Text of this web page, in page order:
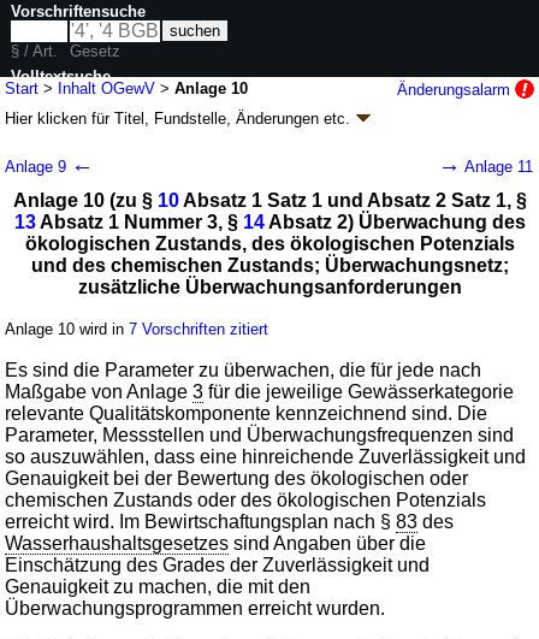
Start > Inhalt OGewV >Anlage 10
Änderungsalarm
Hier klicken fürTitel, Fundstelle, Änderungen etc.
(OGewV)
Artikel 1 V. v. 20.06.2016BGBl. I S. 1373(Nr. 28); zuletzt geändert durch
Artikel 2Abs. 4 G. v. 09.12.2020 BGBl. I S. 2873
Geltung ab 24.06.2016; FNA: 753-13-5Wasserwirtschaft
3 weitere Fassungen | Drucksachen / Entwurf / Begründung |
wird in 20 Vorschriften zitiert
Anlage 9 ← → Anlage 11
Anlage 10 (zu § 10Absatz 1 Satz 1 und Absatz 2 Satz 1, §
13Absatz 1 Nummer 3, § 14Absatz 2) Überwachung des
ökologischen Zustands, des ökologischen Potenzials
und des chemischen Zustands; Überwachungsnetz;
zusätzliche Überwachungsanforderungen
Anlage 10 wird in7 Vorschriften zitiert
Es sind die Parameter zu überwachen, die für jede nach
Maßgabe von Anlage3 für die jeweilige Gewässerkategorie
relevante Qualitätskomponente kennzeichnend sind. Die
Parameter, Messstellen und Überwachungsfrequenzen sind
so auszuwählen, dass eine hinreichende Zuverlässigkeit und
Genauigkeit bei der Bewertung des ökologischen oder
chemischen Zustands oder des ökologischen Potenzials
erreicht wird. Im Bewirtschaftungsplan nach §83 des
Wasserhaushaltsgesetzes sind Angaben über die
Einschätzung des Grades der Zuverlässigkeit und
Genauigkeit zu machen, die mit den
Überwachungsprogrammen erreicht wurden.
Vorschriftensuche
§ / Art.
Gesetz
Volltextsuche
nur in OGewV